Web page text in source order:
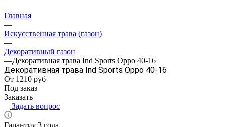
Главная
—
Искусственная трава (газон)
—
Декоративный газон
—Декоративная трава Ind Sports Oppo 40-16
Декоративная трава Ind Sports Oppo 40-16
От 1210 руб
Под заказ
Заказать
Задать вопрос
Гарантия 3 года